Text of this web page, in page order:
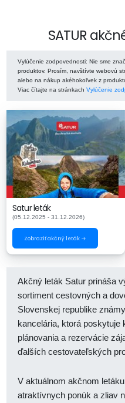
SATUR
Vylúčenie zodpovednosti: Nie sme
produktov. Prosím, navštívte webovú
alebo na nákup akéhokoľvek z
Viac čítajte na stránkach Vylúčenie
Satur leták
(05.12.2025 - 31.12.2026)
Zobraziť akčný leták →
Akčný leták Satur prináša
sortiment cestovných a
Slovenskej republike
kancelária, ktorá poskytuje
plánovania a rezervácie
ďalších cestovateľských
V aktuálnom akčnom
atraktívnych ponúk a zliav